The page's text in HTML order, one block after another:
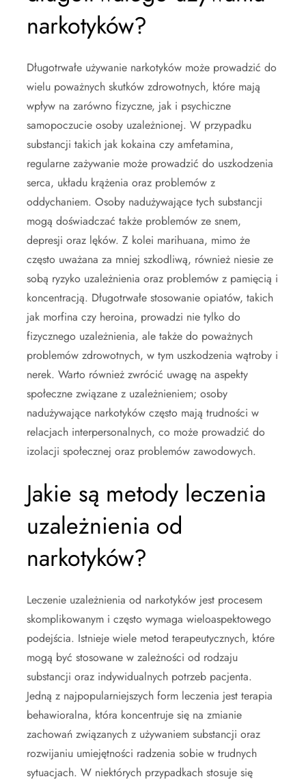
narkotyków?
Długotrwałe używanie narkotyków może prowadzić do
wielu poważnych skutków zdrowotnych, które mają
wpływ na zarówno fizyczne, jak i psychiczne
samopoczucie osoby uzależnionej. W przypadku
substancji takich jak kokaina czy amfetamina,
regularne zażywanie może prowadzić do uszkodzenia
serca, układu krążenia oraz problemów z
oddychaniem. Osoby nadużywające tych substancji
mogą doświadczać także problemów ze snem,
depresji oraz lęków. Z kolei marihuana, mimo że
często uważana za mniej szkodliwą, również niesie ze
sobą ryzyko uzależnienia oraz problemów z pamięcią i
koncentracją. Długotrwałe stosowanie opiatów, takich
jak morfina czy heroina, prowadzi nie tylko do
fizycznego uzależnienia, ale także do poważnych
problemów zdrowotnych, w tym uszkodzenia wątroby i
nerek. Warto również zwrócić uwagę na aspekty
społeczne związane z uzależnieniem; osoby
nadużywające narkotyków często mają trudności w
relacjach interpersonalnych, co może prowadzić do
izolacji społecznej oraz problemów zawodowych.
Jakie są metody leczenia
uzależnienia od
narkotyków?
Leczenie uzależnienia od narkotyków jest procesem
skomplikowanym i często wymaga wieloaspektowego
podejścia. Istnieje wiele metod terapeutycznych, które
mogą być stosowane w zależności od rodzaju
substancji oraz indywidualnych potrzeb pacjenta.
Jedną z najpopularniejszych form leczenia jest terapia
behawioralna, która koncentruje się na zmianie
zachowań związanych z używaniem substancji oraz
rozwijaniu umiejętności radzenia sobie w trudnych
sytuacjach. W niektórych przypadkach stosuje się